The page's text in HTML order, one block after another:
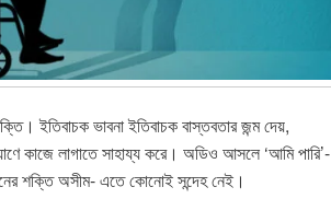
ইতিবাচক ভাবনা ইতিবাচক বাস্তবতার জন্ম দেয়,
কাজে লাগাতে সাহায্য করে। অডিও আসলে ‘আমি পারি’-
শক্তি অসীম- এতে কোনোই সন্দেহ নেই।
পারবেন তা অর্জনও করতে পারবেন!